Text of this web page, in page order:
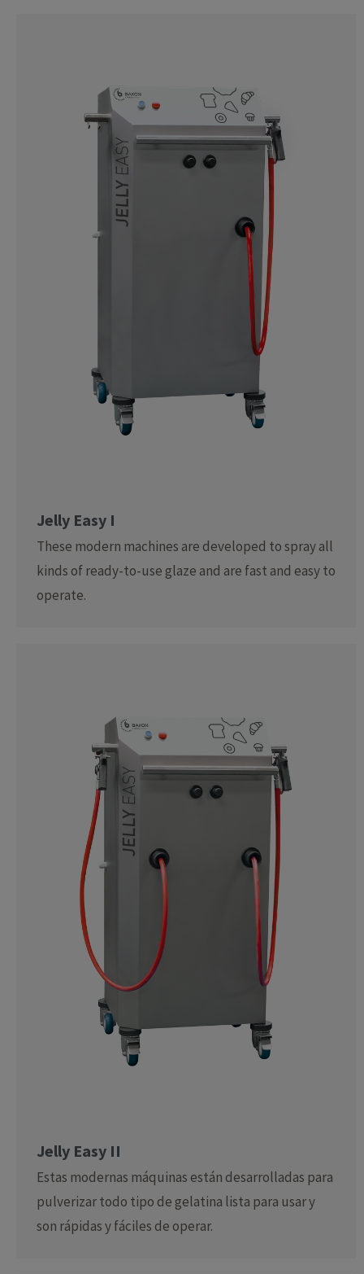
Jelly Easy I
These modern machines are developed to spray all
kinds of ready-to-use glaze and are fast and easy to
operate.
Jelly Easy II
Estas modernas máquinas están desarrolladas para
pulverizar todo tipo de gelatina lista para usar y
son rápidas y fáciles de operar.